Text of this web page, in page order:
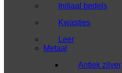
Initiaal bedels
Kwastjes
Leer
Metaal
Antiek zilver